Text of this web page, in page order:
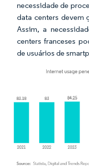
necessidade de
data centers devem
Assim, a
centers franceses
de usuários de